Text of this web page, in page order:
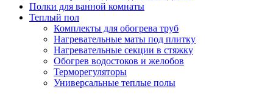
Полки для ванной комнаты
Теплый пол
Комплекты для обогрева труб
Нагревательные маты под плитку
Нагревательные секции в стяжку
Обогрев водостоков и желобов
Терморегуляторы
Универсальные теплые полы